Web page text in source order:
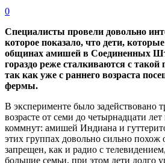
0
Специалисты провели довольно
которое показало, что дети,
общинах амишей в Соединенных
гораздо реже сталкиваются с
так как уже с раннего возраста
фермы.
В эксперименте было задействовано
возрасте от семи до четырнадцати
коммнут: амишей Индиана и
этих группах довольно сильно похож
запрещен, как и радио с
большие семьи, при этом дети долго